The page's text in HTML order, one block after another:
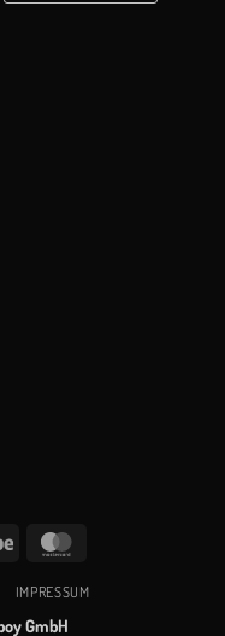
Stripe
IMPRESSUM
GmbH